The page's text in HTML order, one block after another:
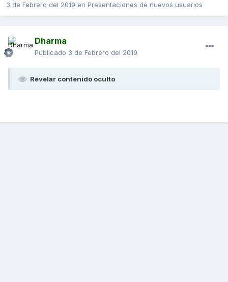
3 de Febrero del 2019 en Presentaciones de nuevos usuarios
Dharma
Publicado 3 de Febrero del 2019
Revelar contenido oculto